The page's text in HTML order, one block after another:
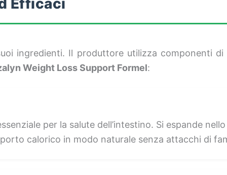
Efficaci
ingredienti. Il produttore utilizza componenti
Weight Loss Support Formel:
per la salute dell’intestino. Si espande
calorico in modo naturale senza attacchi di